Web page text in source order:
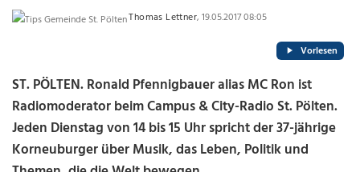
Thomas Lettner, 19.05.2017 08:05
Vorlesen
ST. PÖLTEN. Ronald Pfennigbauer alias MC Ron ist
Radiomoderator beim Campus & City-Radio St. Pölten.
Jeden Dienstag von 14 bis 15 Uhr spricht der 37-jährige
Korneuburger über Musik, das Leben, Politik und